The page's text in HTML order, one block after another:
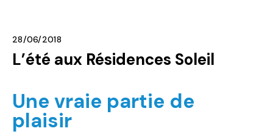
28/06/2018
L’été aux Résidences Soleil
Une vraie partie de
plaisir